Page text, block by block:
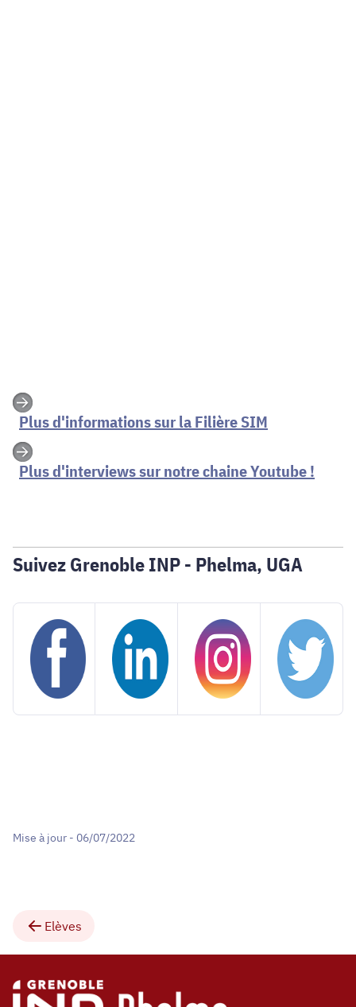
Plus d'informations sur la Filière SIM
Plus d'interviews sur notre chaine Youtube !
Suivez Grenoble INP - Phelma, UGA
Mise à jour - 06/07/2022
Elèves